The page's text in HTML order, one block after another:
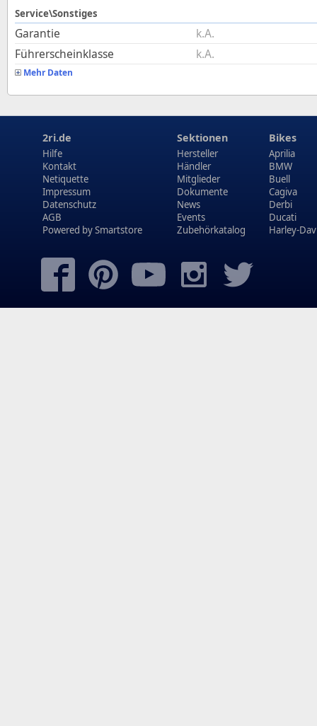
Service\Sonstiges
Garantie
k.A.
Führerscheinklasse
k.A.
Mehr Daten
2ri.de
Hilfe
Kontakt
Netiquette
Impressum
Datenschutz
AGB
Powered bySmartstore
Sektionen
Hersteller
Händler
Mitglieder
Dokumente
News
Events
Zubehörkatalog
Bikes
Aprilia
BMW
Buell
Cagiva
Derbi
Ducati
Harley-